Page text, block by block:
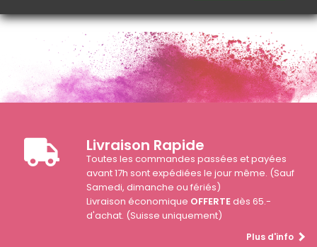
Livraison Rapide
Toutes les commandes passées et payées
avant 17h sont expédiées le jour même. (Sauf
Samedi, dimanche ou fériés)
Livraison économique OFFERTEdès 65.-
d'achat. (Suisse uniquement)
Plus d'info